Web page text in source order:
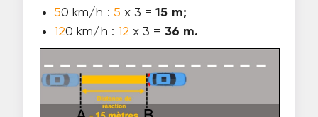
50 km/h : 5 x 3 =15 m;
120 km/h : 12 x 3 = 36 m.